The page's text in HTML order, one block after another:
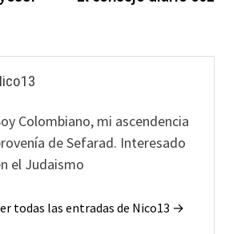
Colombiano, mi ascendencia
de Sefarad. Interesado
el Judaismo
todas las entradas de Nico13 →